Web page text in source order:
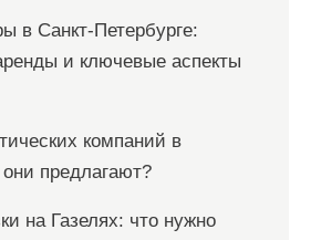
в Санкт-Петербурге:
и ключевые аспекты
компаний в
предлагают?
на Газелях: что нужно